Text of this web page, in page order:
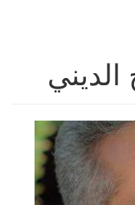
الديني